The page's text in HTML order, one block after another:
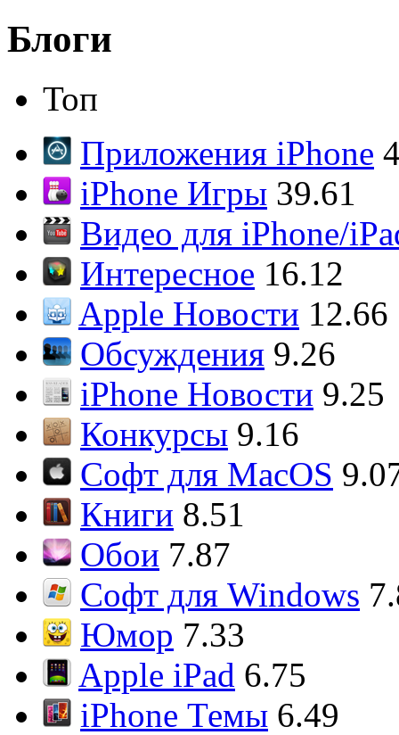
Блоги
Топ
Приложения iPhone
iPhone Игры 39.61
Видео для iPhone/
Интересное 16.12
Apple Новости 12.66
Обсуждения 9.26
iPhone Новости 9.25
Конкурсы 9.16
Софт для MacOS
Книги 8.51
Обои 7.87
Софт для Windows
Юмор 7.33
Apple iPad 6.75
iPhone Темы 6.49